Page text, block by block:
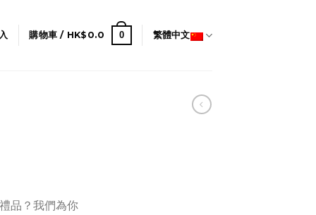
購物車 / HK$ 0.0 0 繁體中文
品？我們為你